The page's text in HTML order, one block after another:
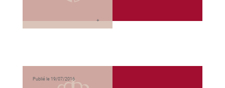
Publié le 19/07/2016